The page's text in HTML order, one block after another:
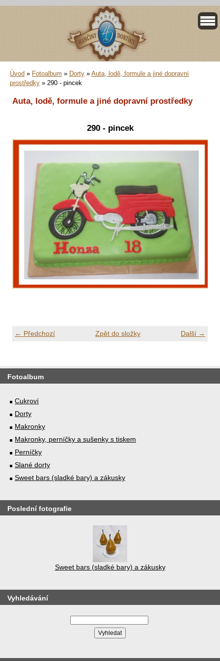
Úvod » Fotoalbum » Dorty » Auta, lodě, formule a jiné dopravní
prostředky » 290 - pincek
Auta, lodě, formule a jiné dopravní prostředky
290 - pincek
← Předchozí Další →
Zpět do složky
Fotoalbum
Cukroví
Dorty
Makronky
Makronky, perníčky a sušenky s tiskem
Perníčky
Slané dorty
Sweet bars (sladké bary) a zákusky
Poslední fotografie
Sweet bars (sladké bary) a zákusky
Vyhledávání